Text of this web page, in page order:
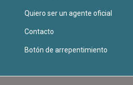
Quiero ser un agente oficial
Contacto
Botón de arrepentimiento